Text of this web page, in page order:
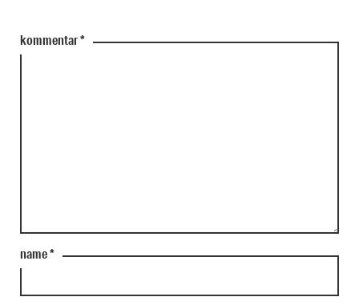
kommentar*
name*